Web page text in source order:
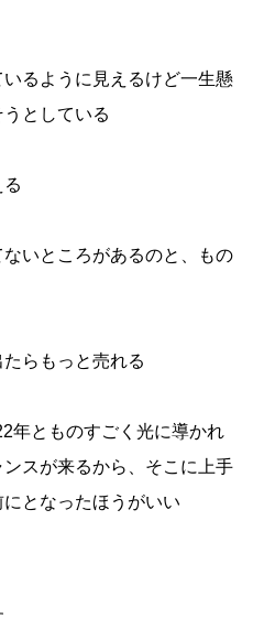
いるように見えるけど一生懸
としている
ないところがあるのと、もの
たらもっと売れる
年とものすごく光に導かれ
スが来るから、そこに上手
となったほうがいい